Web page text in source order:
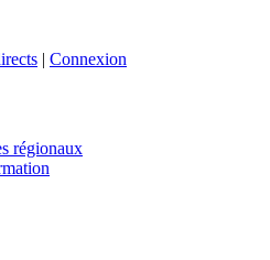
| Connexion
régionaux